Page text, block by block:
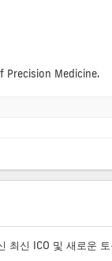
Precision Medicine.
최신 ICO 및 새로운